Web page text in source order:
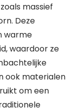
massief
Deze
warme
waardoor ze
ook materialen
om een